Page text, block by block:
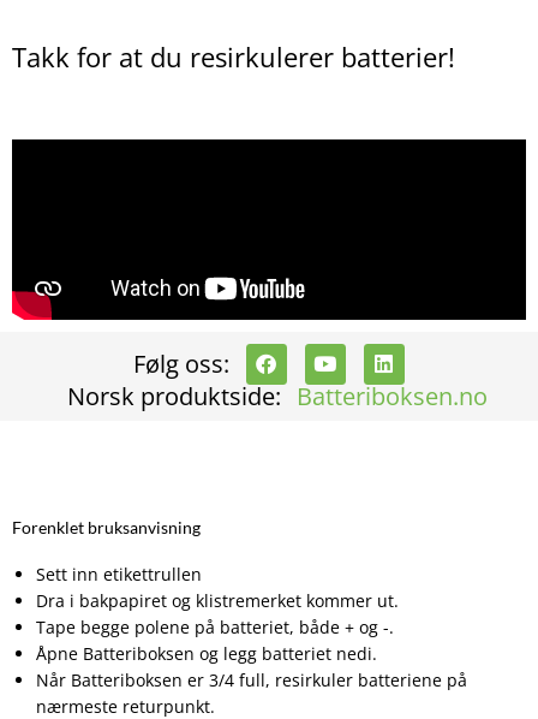
Takk for at du resirkulerer batterier!
Følg oss:
F
a
c
e
Y
o
u
t
L
i
n
k
Norsk produktside: Batteriboksen.no
Forenklet bruksanvisning
Sett inn etikettrullen
Dra i bakpapiret og klistremerket kommer ut.
Tape begge polene på batteriet, både + og -.
Åpne Batteriboksen og legg batteriet nedi.
Når Batteriboksen er 3/4 full, resirkuler batteriene på
nærmeste returpunkt.